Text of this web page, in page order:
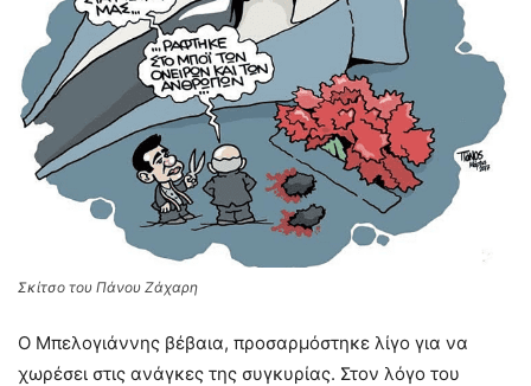
Σκίτσο του Πάνου Ζάχαρη
Ο Μπελογιάννης βέβαια, προσαρμόστηκε λίγο για να
χωρέσει στις ανάγκες της συγκυρίας. Στον λόγο του